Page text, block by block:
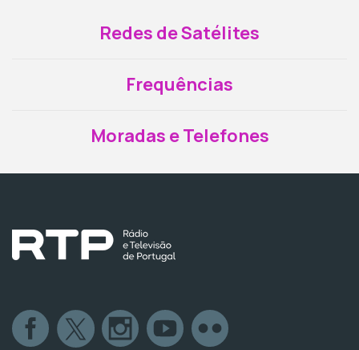
Redes de Satélites
Frequências
Moradas e Telefones